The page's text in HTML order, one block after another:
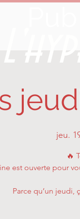
jeu.
🔥
est ouverte pour
Parce qu’un jeudi,